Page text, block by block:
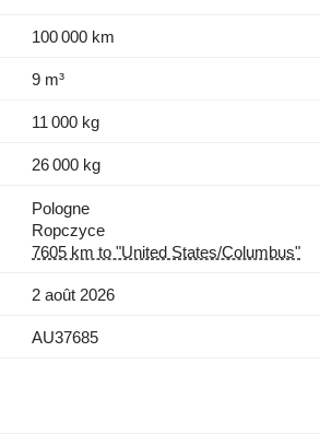
100 000 km
9 m³
11 000 kg
26 000 kg
Pologne
Ropczyce
7605 km to "United States/Columbus"
2 août 2026
AU37685